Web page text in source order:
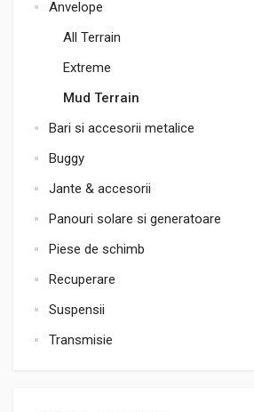
Anvelope
All Terrain
Extreme
Mud Terrain
Bari si accesorii metalice
Buggy
Jante & accesorii
Panouri solare si generatoare
Piese de schimb
Recuperare
Suspensii
Transmisie